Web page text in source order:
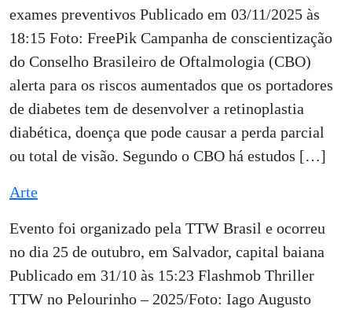
exames preventivos Publicado em 03/11/2025 às
18:15 Foto: FreePik Campanha de conscientização
do Conselho Brasileiro de Oftalmologia (CBO)
alerta para os riscos aumentados que os portadores
de diabetes tem de desenvolver a retinoplastia
diabética, doença que pode causar a perda parcial
ou total de visão. Segundo o CBO há estudos […]
Arte
Evento foi organizado pela TTW Brasil e ocorreu
no dia 25 de outubro, em Salvador, capital baiana
Publicado em 31/10 às 15:23 Flashmob Thriller
TTW no Pelourinho – 2025/Foto: Iago Augusto